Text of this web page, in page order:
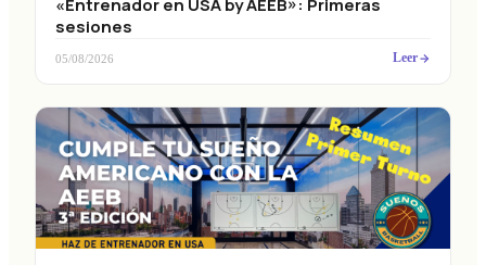
«Entrenador en USA by AEEB»: Primeras
sesiones
05/08/2026 Leer